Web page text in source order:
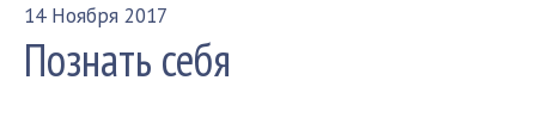
14 Ноября 2017
Познать себя